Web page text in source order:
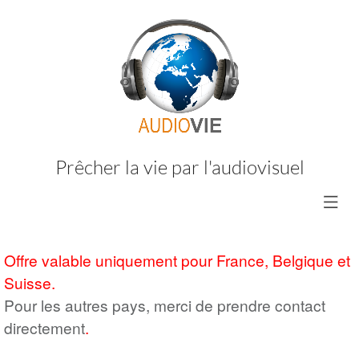
Prêcher la vie par l'audiovisuel
Offre valable uniquement pour France, Belgique et
Suisse.
Pour les autres pays, merci de prendre contact
directement.